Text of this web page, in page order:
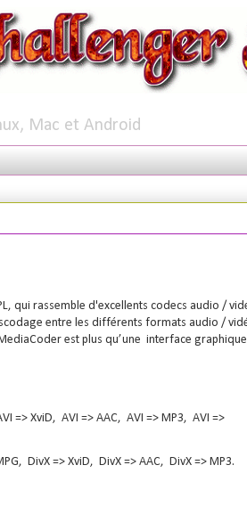
Mac et Android
qui rassemble d'excellents codecs audio /
entre les différents formats audio /
est plus qu’une interface
=> XviD, AVI => AAC, AVI => MP3, AVI =>
DivX => XviD, DivX => AAC, DivX => MP3.